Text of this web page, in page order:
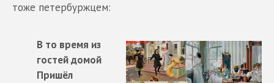
тоже петербуржцем:
В то время из
гостей домой
Пришёл